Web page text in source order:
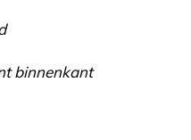
binnenkant